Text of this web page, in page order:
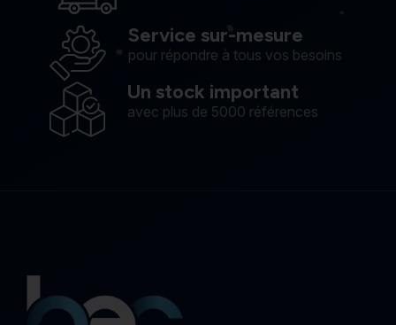
Service sur-mesure
pour répondre à tous vos besoins
Un stock important
avec plus de 5000 références